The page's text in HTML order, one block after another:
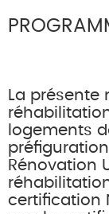
La présente
logements
Rénovation
certification